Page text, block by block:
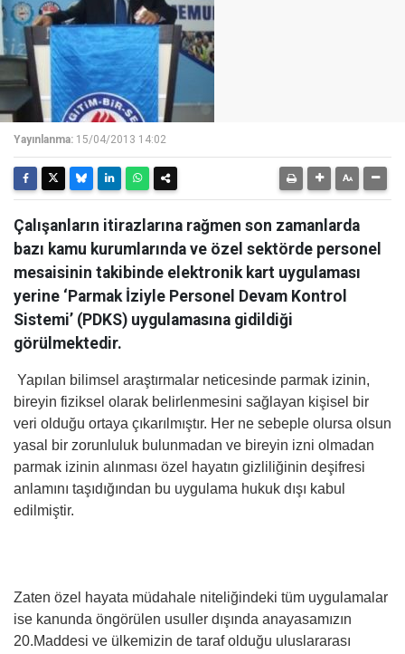
Yayınlanma: 15/04/2013 14:02
Çalışanların itirazlarına rağmen son zamanlarda
bazı kamu kurumlarında ve özel sektörde personel
mesaisinin takibinde elektronik kart uygulaması
yerine ‘Parmak İziyle Personel Devam Kontrol
Sistemi’ (PDKS) uygulamasına gidildiği
görülmektedir.
Yapılan bilimsel araştırmalar neticesinde parmak izinin,
bireyin fiziksel olarak belirlenmesini sağlayan kişisel bir
veri olduğu ortaya çıkarılmıştır. Her ne sebeple olursa olsun
yasal bir zorunluluk bulunmadan ve bireyin izni olmadan
parmak izinin alınması özel hayatın gizliliğinin deşifresi
anlamını taşıdığından bu uygulama hukuk dışı kabul
edilmiştir.
Zaten özel hayata müdahale niteliğindeki tüm uygulamalar
ise kanunda öngörülen usuller dışında anayasamızın
20.Maddesi ve ülkemizin de taraf olduğu uluslararası